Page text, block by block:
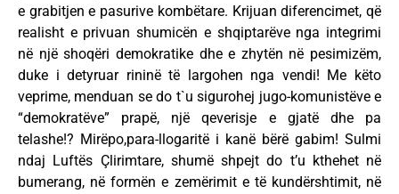
e grabitjen e pasurive kombëtare. Krijuan diferencimet, që
realisht e privuan shumicën e shqiptarëve nga integrimi
në një shoqëri demokratike dhe e zhytën në pesimizëm,
duke i detyruar rininë të largohen nga vendi! Me këto
veprime, menduan se do t`u sigurohej jugo-komunistëve e
“demokratëve” prapë, një qeverisje e gjatë dhe pa
telashe!? Mirëpo,para-llogaritë i kanë bërë gabim! Sulmi
ndaj Luftës Çlirimtare, shumë shpejt do t’u kthehet në
bumerang, në formën e zemërimit e të kundërshtimit, në